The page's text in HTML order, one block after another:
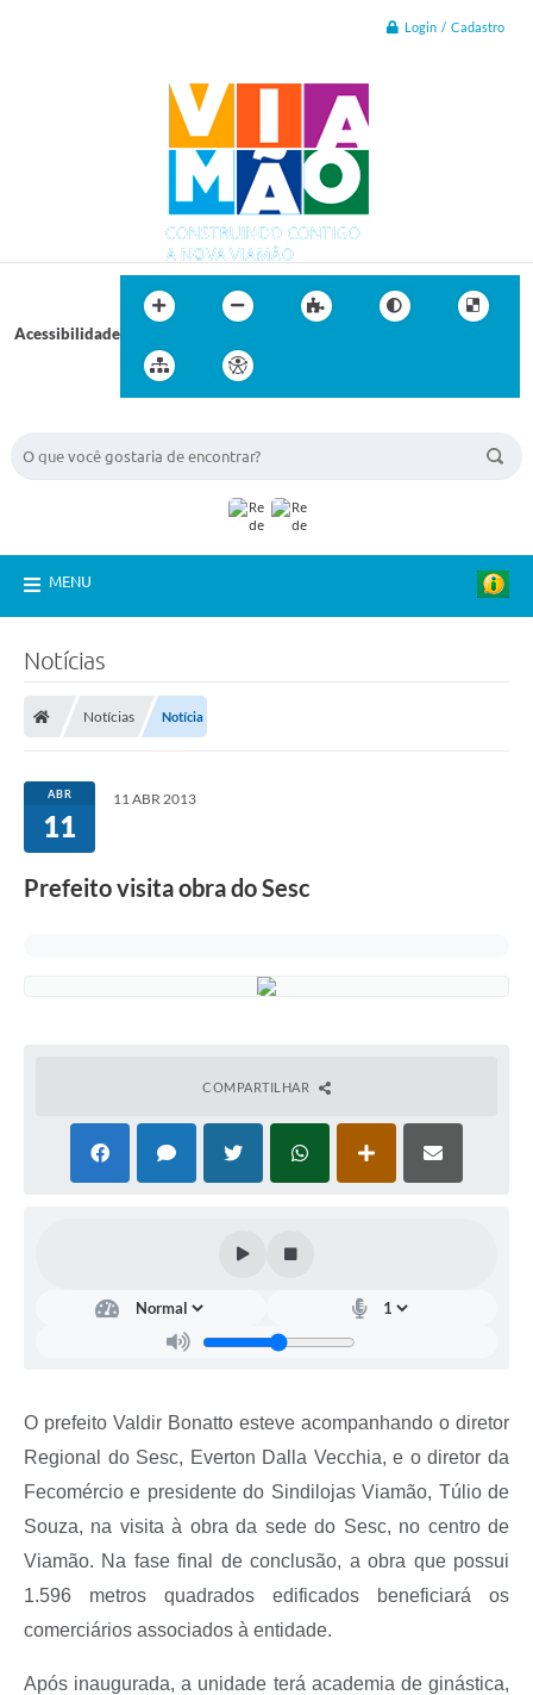
Login / Cadastro
Acessibilidade
MENU
Notícias
Notícias Notícia
ABR
11
11 ABR 2013
Prefeito visita obra do Sesc
COMPARTILHAR
O prefeito Valdir Bonatto esteve acompanhando o diretor
Regional do Sesc, Everton Dalla Vecchia, e o diretor da
Fecomércio e presidente do Sindilojas Viamão, Túlio de
Souza, na visita à obra da sede do Sesc, no centro de
Viamão. Na fase final de conclusão, a obra que possui
1.596 metros quadrados edificados beneficiará os
comerciários associados à entidade.
Após inaugurada, a unidade terá academia de ginástica,